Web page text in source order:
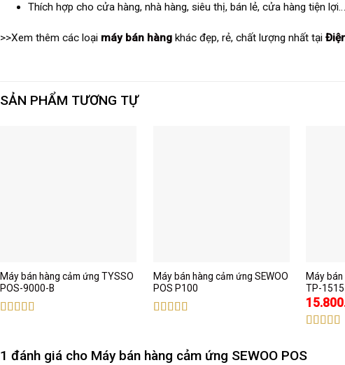
Thích hợp cho cửa hàng, nhà hàng, siêu thị, bán lẻ, cửa hàng tiện lợi…
>>Xem thêm các loại máy bán hàng khác đẹp, rẻ, chất lượng nhất tại
SẢN PHẨM TƯƠNG TỰ
Máy bán hàng cảm ứng TYSSO
POS-9000-B
Máy bán hàng cảm ứng SEWOO
POS P100
Máy
TP-1515
sao
1 đánh giá cho Máy bán hàng cảm ứng SEWOO POS